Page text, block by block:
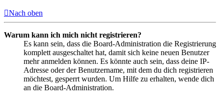
Nach oben
Warum kann ich mich nicht registrieren?
Es kann sein, dass die Board-Administration die Registrierung
komplett ausgeschaltet hat, damit sich keine neuen Benutzer
mehr anmelden können. Es könnte auch sein, dass deine IP-
Adresse oder der Benutzername, mit dem du dich registrieren
möchtest, gesperrt wurden. Um Hilfe zu erhalten, wende dich
an die Board-Administration.